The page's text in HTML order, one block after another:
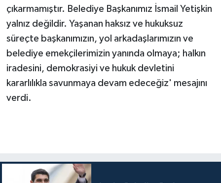
çıkarmamıştır. Belediye Başkanımız İsmail Yetişkin
yalnız değildir. Yaşanan haksız ve hukuksuz
süreçte başkanımızın, yol arkadaşlarımızın ve
belediye emekçilerimizin yanında olmaya; halkın
iradesini, demokrasiyi ve hukuk devletini
kararlılıkla savunmaya devam edeceğiz' mesajını
verdi.